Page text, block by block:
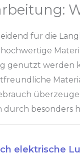
für die
genutzt werden
durch besonders
elektrische